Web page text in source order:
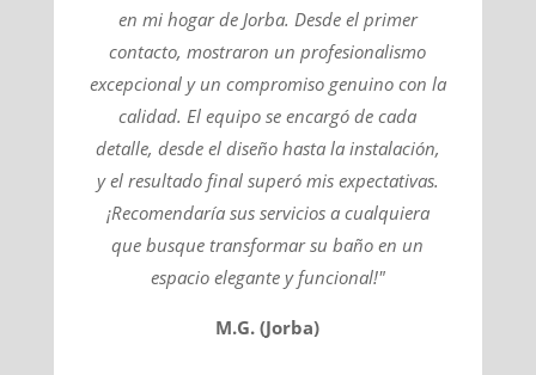
en mi hogar de Jorba. Desde el primer
contacto, mostraron un profesionalismo
excepcional y un compromiso genuino con la
calidad. El equipo se encargó de cada
detalle, desde el diseño hasta la instalación,
y el resultado final superó mis expectativas.
¡Recomendaría sus servicios a cualquiera
que busque transformar su baño en un
espacio elegante y funcional!"
M.G. (Jorba)